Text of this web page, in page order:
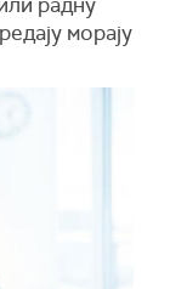
морају